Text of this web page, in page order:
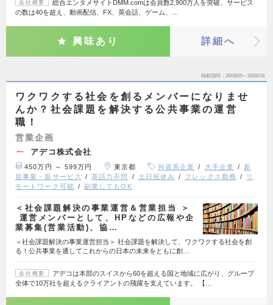
会社概要
総合エンタメサイトDMM.comは会員数2,900万人を突破、サービス
の数は40を超え、動画配信、FX、英会話、ゲーム、…
興味あり 詳細へ
掲載期間 26/08/05～26/08/18
ワクワクする社会を創るメンバーになりませ
んか？社会課題を解決する公共事業の運営
職！
営業企画
アデコ株式会社
450万円 ～ 599万円 東京都 外資系企業 大手企業
新
規事業・新サービス
英語力不問 土日祝休み フレックス勤務
リ
モートワーク可能
副業してもOK
＜社会課題解決の事業運営＆営業担当 ＞
運営メンバーとして、HPなどの広報や企
業募集(営業活動)、協…
＜社会課題解決の事業運営担当＞ 社会課題を解決して、ワクワクする社会を創
る！公共事業を通してこれからの日本の未来をともに創…
会社概要
アデコは本部のスイスから60を超える国と地域に広がり、グループ
全体で10万社を超えるクライアントの飛躍を支えています。 【…